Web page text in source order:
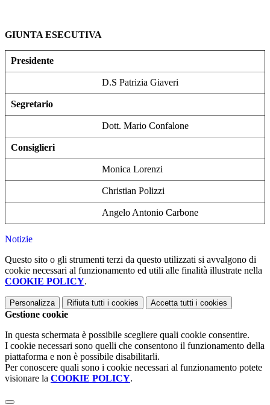
GIUNTA ESECUTIVA
Presidente
D.S Patrizia Giaveri
Segretario
Dott. Mario Confalone
Consiglieri
Monica Lorenzi
Christian Polizzi
Angelo Antonio Carbone
Notizie
Questo sito o gli strumenti terzi da questo utilizzati si avvalgono di
cookie necessari al funzionamento ed utili alle finalità illustrate nella
COOKIE POLICY.
Personalizza Rifiuta tutti i cookies Accetta tutti i cookies
Gestione cookie
In questa schermata è possibile scegliere quali cookie consentire.
I cookie necessari sono quelli che consentono il funzionamento della
piattaforma e non è possibile disabilitarli.
Per conoscere quali sono i cookie necessari al funzionamento potete
visionare la COOKIE POLICY.